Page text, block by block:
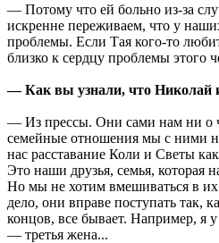
— Потому что ей больно из-за
искренне переживаем, что у
проблемы. Если Тая кого-то
близко к сердцу проблемы этого
— Как вы узнали, что Николай
— Из прессы. Они сами нам ни о
семейные отношения мы с ними
нас расставание Коли и Светы
Это наши друзья, семья, которая
Но мы не хотим вмешиваться в
дело, они вправе поступать так,
концов, все бывает. Например, я
— третья жена...